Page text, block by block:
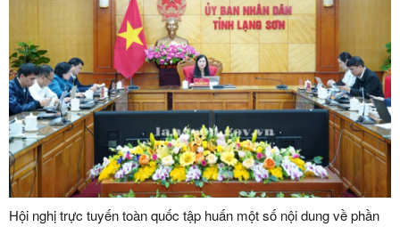
Hội nghị trực tuyến toàn quốc tập huấn một số nội dung về phần